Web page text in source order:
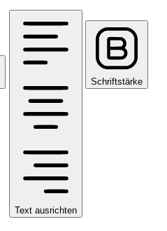
Text ausrichten
Schriftstärke